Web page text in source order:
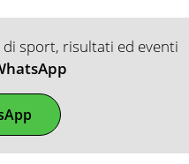
sport, risultati ed eventi